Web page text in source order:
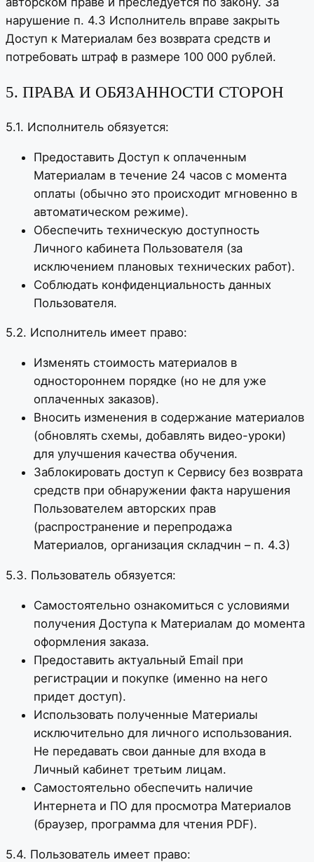
нарушение п. 4.3 Исполнитель вправе закрыть
Доступ к Материалам без возврата средств и
потребовать штраф в размере 100 000 рублей.
5. ПРАВА И ОБЯЗАННОСТИ СТОРОН
5.1. Исполнитель обязуется:
Предоставить Доступ к оплаченным
Материалам в течение 24 часов с момента
оплаты (обычно это происходит мгновенно в
автоматическом режиме).
Обеспечить техническую доступность
Личного кабинета Пользователя (за
исключением плановых технических работ).
Соблюдать конфиденциальность данных
Пользователя.
5.2. Исполнитель имеет право:
Изменять стоимость материалов в
одностороннем порядке (но не для уже
оплаченных заказов).
Вносить изменения в содержание материалов
(обновлять схемы, добавлять видео-уроки)
для улучшения качества обучения.
Заблокировать доступ к Сервису без возврата
средств при обнаружении факта нарушения
Пользователем авторских прав
(распространение и перепродажа
Материалов, организация складчин – п. 4.3)
5.3. Пользователь обязуется:
Самостоятельно ознакомиться с условиями
получения Доступа к Материалам до момента
оформления заказа.
Предоставить актуальный Email при
регистрации и покупке (именно на него
придет доступ).
Использовать полученные Материалы
исключительно для личного использования.
Не передавать свои данные для входа в
Личный кабинет третьим лицам.
Самостоятельно обеспечить наличие
Интернета и ПО для просмотра Материалов
(браузер, программа для чтения PDF).
5.4. Пользователь имеет право: